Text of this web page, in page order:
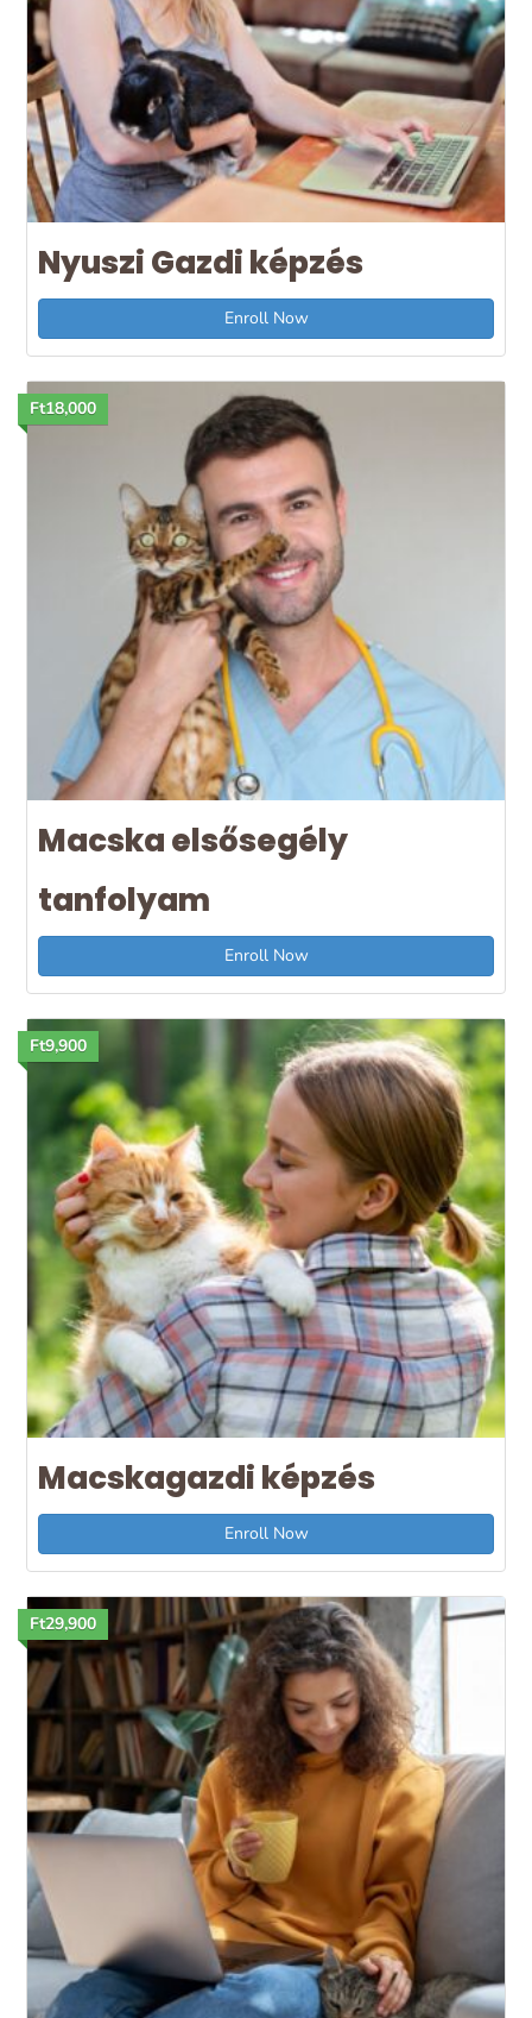
Nyuszi Gazdi képzés
Enroll Now
Ft18,000
Macska elsősegély
tanfolyam
Enroll Now
Ft9,900
Macskagazdi képzés
Enroll Now
Ft29,900